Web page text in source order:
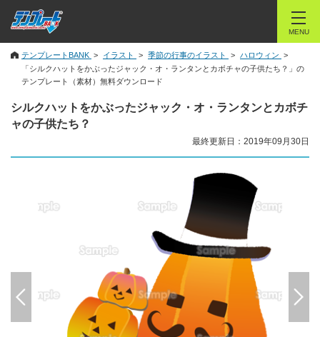
MENU
テンプレートBANK イラスト 季節の行事のイラスト
ハロウィン
「シルクハットをかぶったジャック・オ・ランタンとカボチャの子供たち？」の
テンプレート（素材）無料ダウンロード
シルクハットをかぶったジャック・オ・ランタンとカボチ
ャの子供たち？
最終更新日：2019年09月30日